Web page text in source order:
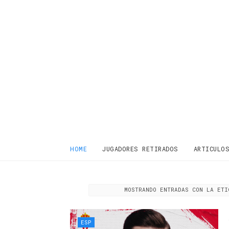
HOME JUGADORES RETIRADOS
MOSTRANDO ENTRADAS CON LA
ESP